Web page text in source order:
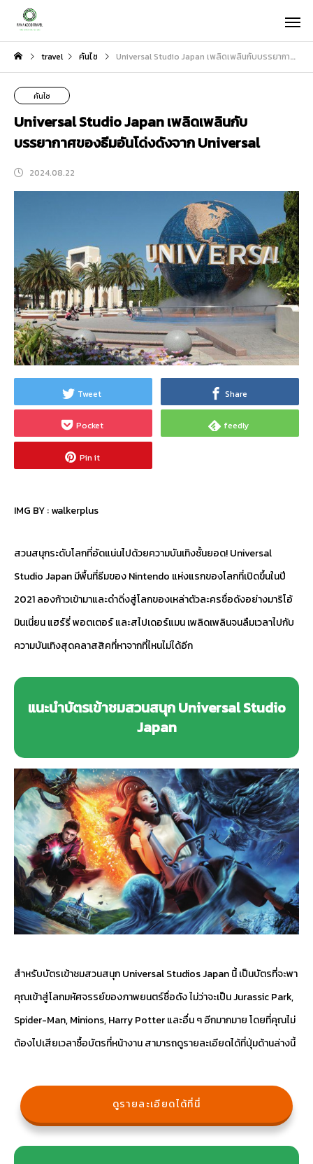
travel คันไซ Universal Studio Japan เพลิดเพลินกับบรรยากาศของธีมอันโด่งดังจาก Universal
คันไซ
Universal Studio Japan เพลิดเพลินกับ
บรรยากาศของธีมอันโด่งดังจาก Universal
2024.08.22
Tweet Share
Pocket feedly
Pin it
IMG BY :walkerplus
สวนสนุกระดับโลกที่อัดแน่นไปด้วยความบันเทิงชั้นยอด! Universal
Studio Japan มีพื้นที่ธีมของ Nintendo แห่งแรกของโลกที่เปิดขึ้นในปี
2021 ลองก้าวเข้ามาและดำดิ่งสู่โลกของเหล่าตัวละครชื่อดังอย่างมาริโอ้
มินเนี่ยน แฮร์รี่ พอตเตอร์ และสไปเดอร์แมน เพลิดเพลินจนลืมเวลาไปกับ
ความบันเทิงสุดคลาสสิคที่หาจากที่ไหนไม่ได้อีก
แนะนำบัตรเข้าชมสวนสนุก Universal Studio
Japan
สำหรับบัตรเข้าชมสวนสนุก Universal Studios Japan นี้ เป็นบัตรที่จะพา
คุณเข้าสู่โลกมหัศจรรย์ของภาพยนตร์ชื่อดัง ไม่ว่าจะเป็น Jurassic Park,
Spider-Man, Minions, Harry Potter และอื่น ๆ อีกมากมาย โดยที่คุณไม่
ต้องไปเสียเวลาซื้อบัตรที่หน้างาน สามารถดูรายละเอียดได้ที่ปุ่มด้านล่างนี้
ดูรายละเอียดได้ที่นี่